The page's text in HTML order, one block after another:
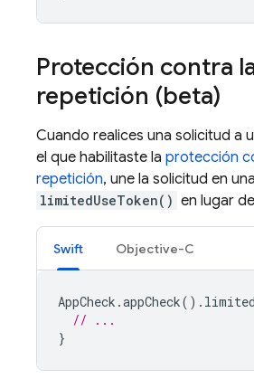
Protección contra
repetición (beta)
Cuando realices una solicitud a
el que habilitaste la protección
repetición, une la solicitud en
limitedUseToken() en lugar de
Swift Objective-C
AppCheck .appCheck().
// ...
}